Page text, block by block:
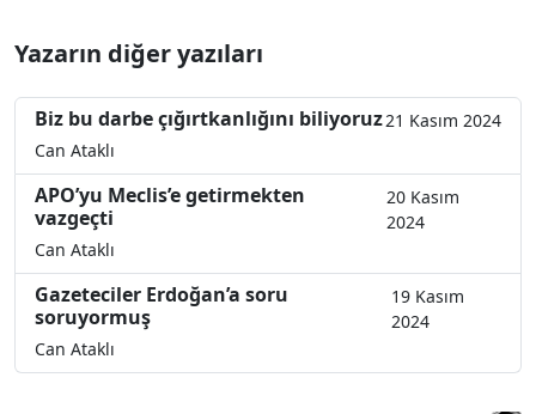
Yazarın diğer yazıları
Biz bu darbe çığırtkanlığını biliyoruz21 Kasım 2024
Can Ataklı
APO’yu Meclis’e getirmekten
vazgeçti
20 Kasım
2024
Can Ataklı
Gazeteciler Erdoğan’a soru
soruyormuş
19 Kasım
2024
Can Ataklı